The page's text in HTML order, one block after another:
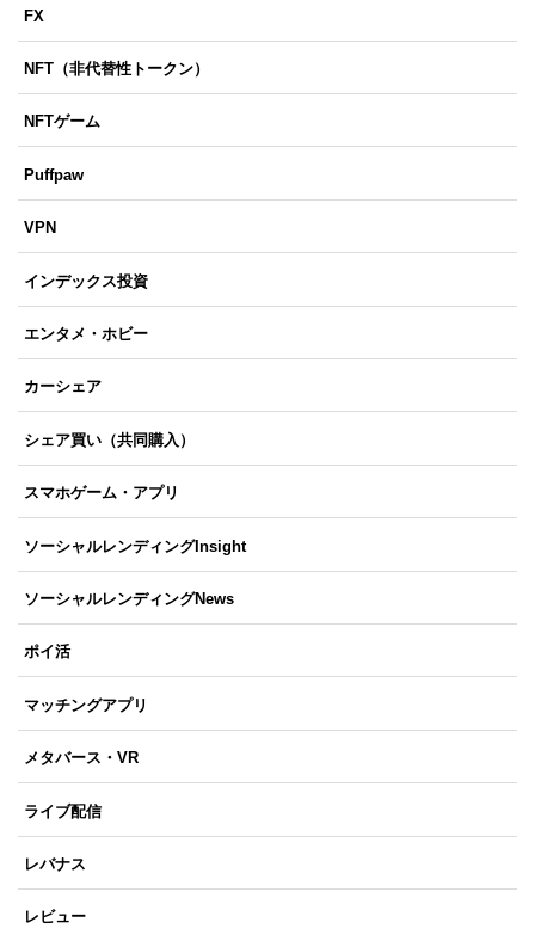
FX
NFT（非代替性トークン）
NFTゲーム
Puffpaw
VPN
インデックス投資
エンタメ・ホビー
カーシェア
シェア買い（共同購入）
スマホゲーム・アプリ
ソーシャルレンディングInsight
ソーシャルレンディングNews
ポイ活
マッチングアプリ
メタバース・VR
ライブ配信
レバナス
レビュー